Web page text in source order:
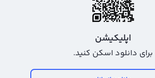
اپلیکیشن
برای دانلود اسکن کنید.